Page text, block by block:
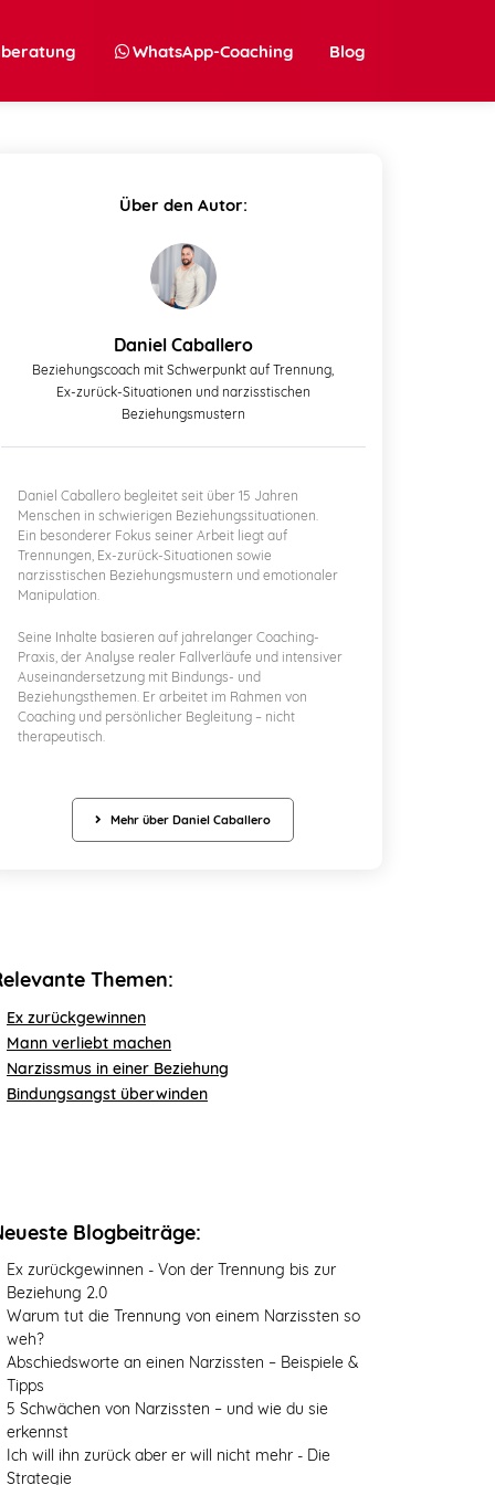
WhatsApp-Coaching Blog
Über den Autor:
Daniel Caballero
Beziehungscoach mit Schwerpunkt auf Trennung,
Ex-zurück-Situationen und narzisstischen
Beziehungsmustern
Daniel Caballero begleitet seit über 15 Jahren
Menschen in schwierigen Beziehungssituationen.
Ein besonderer Fokus seiner Arbeit liegt auf
Trennungen, Ex-zurück-Situationen sowie
narzisstischen Beziehungsmustern und emotionaler
Manipulation.
Seine Inhalte basieren auf jahrelanger Coaching-
Praxis, der Analyse realer Fallverläufe und intensiver
Auseinandersetzung mit Bindungs- und
Beziehungsthemen. Er arbeitet im Rahmen von
Coaching und persönlicher Begleitung – nicht
therapeutisch.
Mehr über Daniel Caballero
Themen:
Ex zurückgewinnen
Mann verliebt machen
Narzissmus in einer Beziehung
Bindungsangst überwinden
Blogbeiträge:
Ex zurückgewinnen - Von der Trennung bis zur
Beziehung 2.0
Warum tut die Trennung von einem Narzissten so
weh?
Abschiedsworte an einen Narzissten – Beispiele &
Tipps
5 Schwächen von Narzissten – und wie du sie
erkennst
Ich will ihn zurück aber er will nicht mehr - Die
Strategie